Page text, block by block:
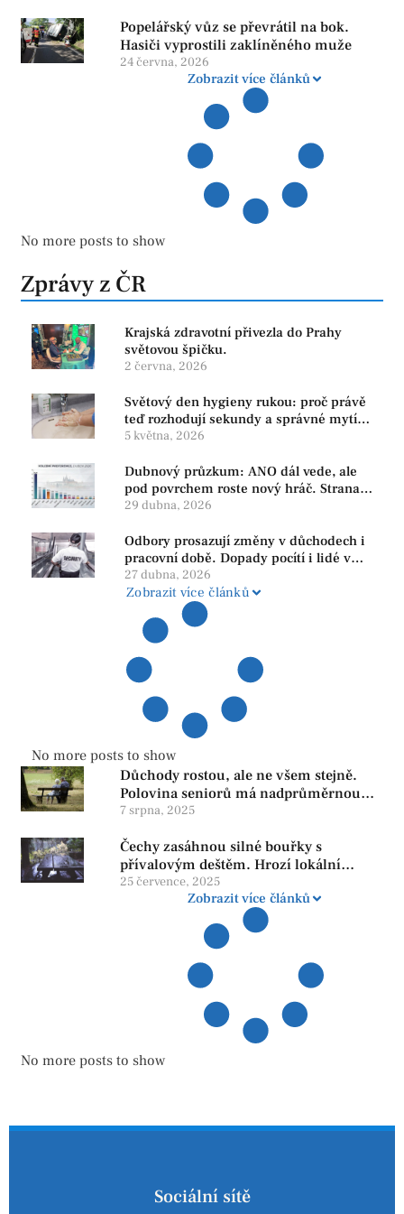
Popelářský vůz se převrátil na bok.
Hasiči vyprostili zaklíněného muže
24 června, 2026
Zobrazit více článků
No more posts to show
Zprávy z ČR
Krajská zdravotní přivezla do Prahy
světovou špičku.
2 června, 2026
Světový den hygieny rukou: proč právě
teď rozhodují sekundy a správné mytí
rukou
5 května, 2026
Dubnový průzkum: ANO dál vede, ale
pod povrchem roste nový hráč. Strana
PRO se drží nejvýš mezi menšími
29 dubna, 2026
Odbory prosazují změny v důchodech i
pracovní době. Dopady pocítí i lidé v
našem regionu
27 dubna, 2026
Zobrazit více článků
No more posts to show
Důchody rostou, ale ne všem stejně.
Polovina seniorů má nadprůměrnou
penzi, tisíce však žijí pod hranicí
reformy
7 srpna, 2025
Čechy zasáhnou silné bouřky s
přívalovým deštěm. Hrozí lokální
zatopení
25 července, 2025
Zobrazit více článků
No more posts to show
Sociální sítě